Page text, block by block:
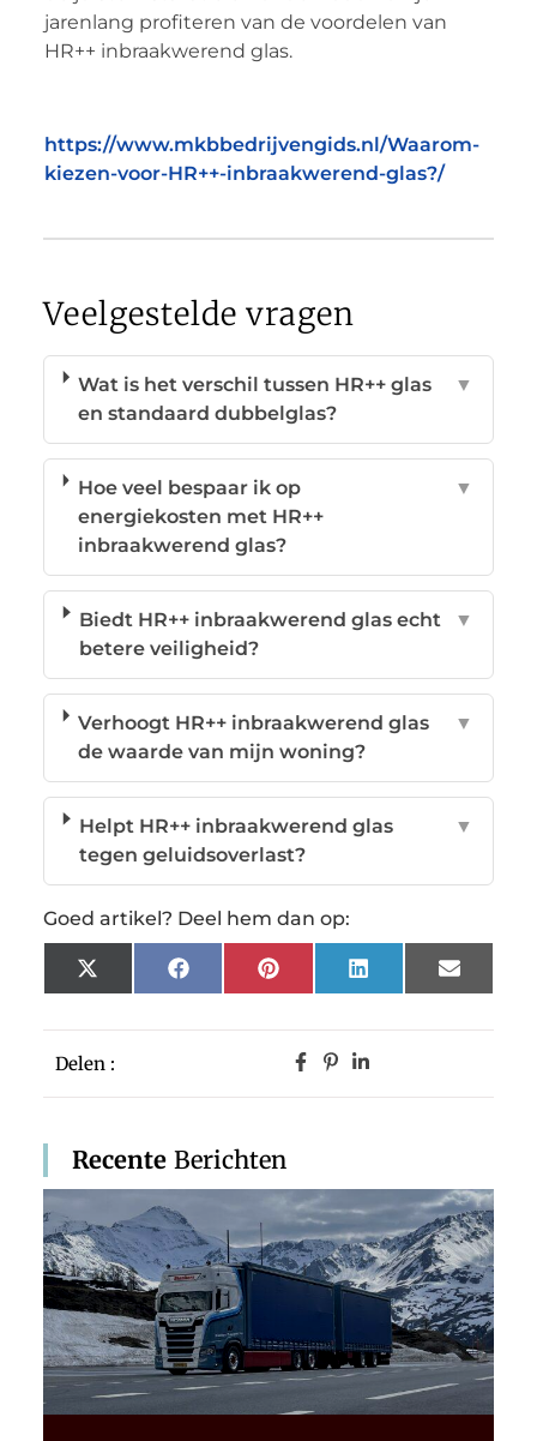
Delen :
Recente Berichten
jarenlang profiteren van de voordelen van
HR++ inbraakwerend glas.
https://www.mkbbedrijvengids.nl/Waarom-
kiezen-voor-HR++-inbraakwerend-glas?/
Veelgestelde vragen
Wat is het verschil tussen HR++ glas
en standaard dubbelglas?
▼
Hoe veel bespaar ik op
energiekosten met HR++
inbraakwerend glas?
▼
Biedt HR++ inbraakwerend glas echt
betere veiligheid?
▼
Verhoogt HR++ inbraakwerend glas
de waarde van mijn woning?
▼
Helpt HR++ inbraakwerend glas
tegen geluidsoverlast?
▼
Goed artikel? Deel hem dan op:
X
(Twitter)
FacebookPinterestLinkedInEmail